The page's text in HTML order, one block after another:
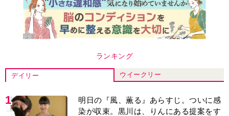
ランキング
デイリー ウイークリー
1
明日の『風、薫る』あらすじ。ついに感
染が収束。黒川は、りんにある提案をす